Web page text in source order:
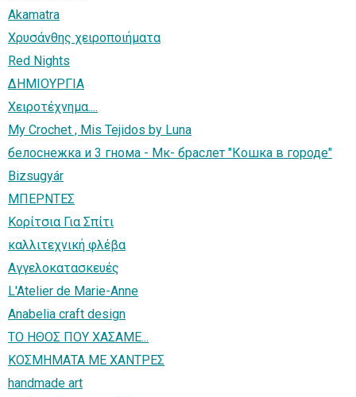
Akamatra
Χρυσάνθης χειροποιήματα
Red Nights
ΔΗΜΙΟΥΡΓΙΑ
Χειροτέχνημα....
My Crochet , Mis Tejidos by Luna
белоснежка и 3 гнома - Мк- браслет "Кошка в городе"
Bizsugyár
ΜΠΕΡΝΤΕΣ
Κορίτσια Για Σπίτι
καλλιτεχνική φλέβα
Αγγελοκατασκευές
L'Atelier de Marie-Anne
Anabelia craft design
TΟ ΗΘΟΣ ΠΟΥ ΧΑΣΑΜΕ...
ΚΟΣΜΗΜΑΤΑ ΜΕ ΧΑΝΤΡΕΣ
handmade art